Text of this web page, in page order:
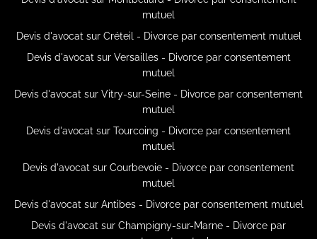
mutuel
Devis d'avocat sur Créteil - Divorce par consentement mutuel
Devis d'avocat sur Versailles - Divorce par consentement
mutuel
Devis d'avocat sur Vitry-sur-Seine - Divorce par consentement
mutuel
Devis d'avocat sur Tourcoing - Divorce par consentement
mutuel
Devis d'avocat sur Courbevoie - Divorce par consentement
mutuel
Devis d'avocat sur Antibes - Divorce par consentement mutuel
Devis d'avocat sur Champigny-sur-Marne - Divorce par